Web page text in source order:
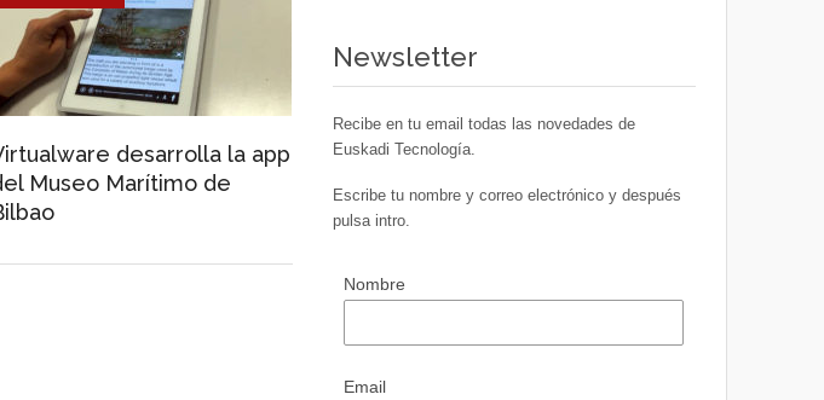
desarrolla la app
Museo Marítimo de
Newsletter
Recibe en tu email todas las novedades de
Euskadi Tecnología.
Escribe tu nombre y correo electrónico y después
pulsa intro.
Nombre
Email